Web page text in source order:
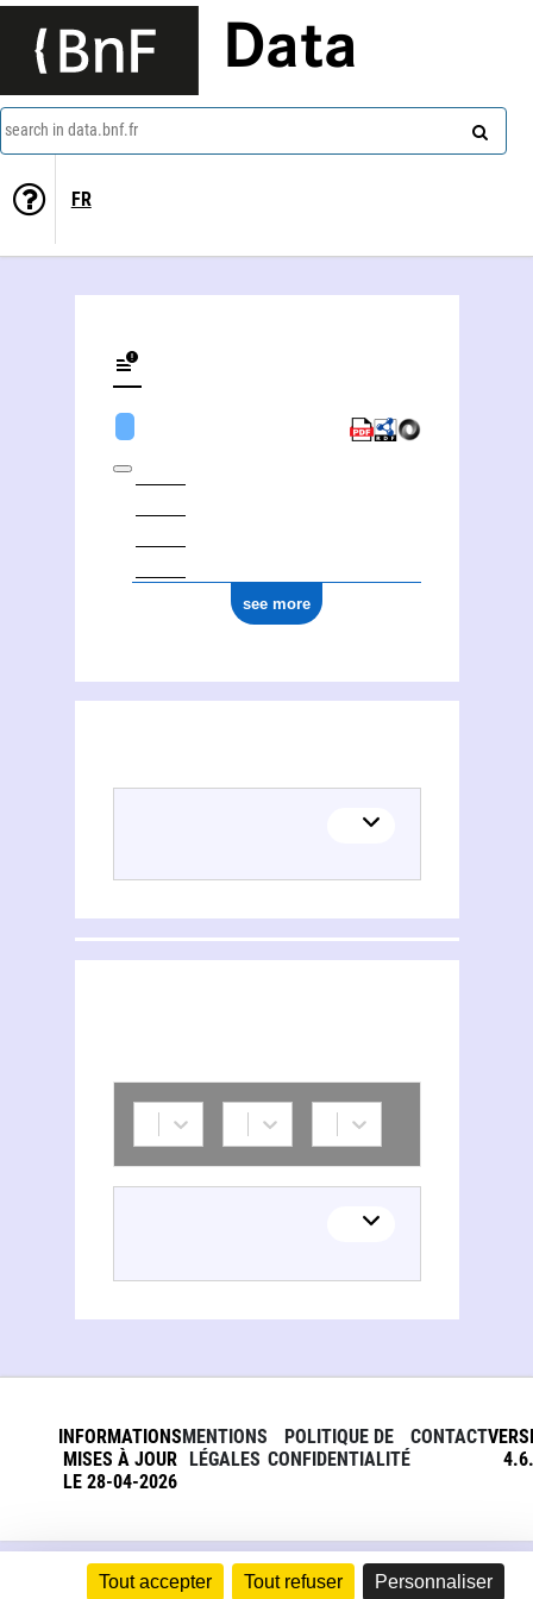
Tout accepter Tout refuser Personnaliser
Data
search in data.bnf.fr
FR
see more
INFORMATIONS
MISES À JOUR
LE 28-04-2026
MENTIONS
LÉGALES
POLITIQUE DE
CONFIDENTIALITÉ
CONTACT